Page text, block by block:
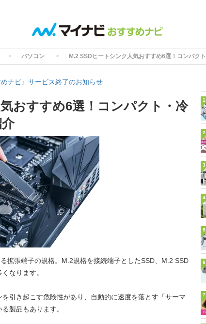
パソコン M.2 SSDヒートシンク人気おすすめ6選！コンパク
めナビ』サービス終了のお知らせ
おすすめ6選！コンパクト・冷
拡張端子の規格。M.2規格を接続端子としたSSD、M.2 SSD
なります。
引き起こす危険性があり、自動的に速度を落とす「サーマ
製品もあります。
1
2
3
4
5
6
7